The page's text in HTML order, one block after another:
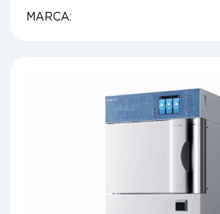
MARCA: